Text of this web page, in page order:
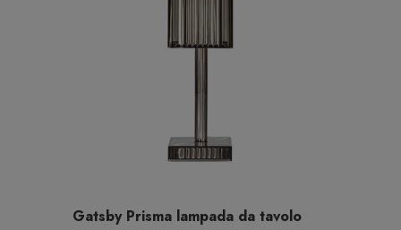
Gatsby Prisma lampada da tavolo